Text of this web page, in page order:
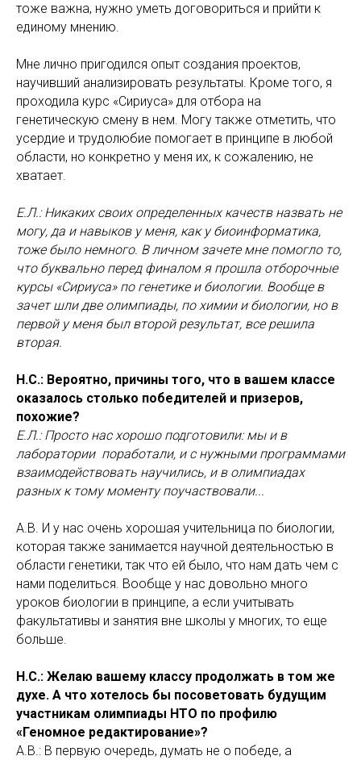
тоже важна, нужно уметь договориться и прийти к
единому мнению.
Мне лично пригодился опыт создания проектов,
научивший анализировать результаты. Кроме того, я
проходила курс «Сириуса» для отбора на
генетическую смену в нем. Могу также отметить, что
усердие и трудолюбие помогает в принципе в любой
области, но конкретно у меня их, к сожалению, не
хватает.
Е.Л.: Никаких своих определенных качеств назвать не
могу, да и навыков у меня, как у биоинформатика,
тоже было немного. В личном зачете мне помогло то,
что буквально перед финалом я прошла отборочные
курсы «Сириуса» по генетике и биологии. Вообще в
зачет шли две олимпиады, по химии и биологии, но в
первой у меня был второй результат, все решила
вторая.
Н.С.: Вероятно, причины того, что в вашем классе
оказалось столько победителей и призеров,
похожие?
Е.Л.: Просто нас хорошо подготовили: мы и в
лаборатории поработали, и с нужными программами
взаимодействовать научились, и в олимпиадах
разных к тому моменту поучаствовали...
А.В. И у нас очень хорошая учительница по биологии,
которая также занимается научной деятельностью в
области генетики, так что ей было, что нам дать чем с
нами поделиться. Вообще у нас довольно много
уроков биологии в принципе, а если учитывать
факультативы и занятия вне школы у многих, то еще
больше.
Н.С.: Желаю вашему классу продолжать в том же
духе. А что хотелось бы посоветовать будущим
участникам олимпиады НТО по профилю
«Геномное редактирование»?
А.В.: В первую очередь, думать не о победе, а